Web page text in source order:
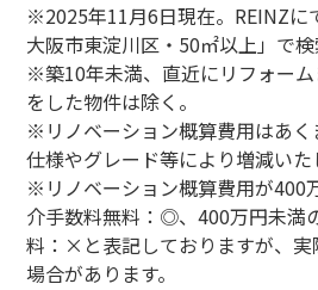
※2025年11月6日現在。REINZに
大阪市東淀川区・50㎡以上」で検
※築10年未満、直近にリフォー
をした物件は除く。
※リノベーション概算費用はあく
仕様やグレード等により増減いた
※リノベーション概算費用が400
介手数料無料：◎、400万円未満
料：×と表記しておりますが、実
場合があります。